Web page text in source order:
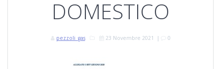
DOMESTICO
pezzoli_gas 23 Novembre 2021 | 0